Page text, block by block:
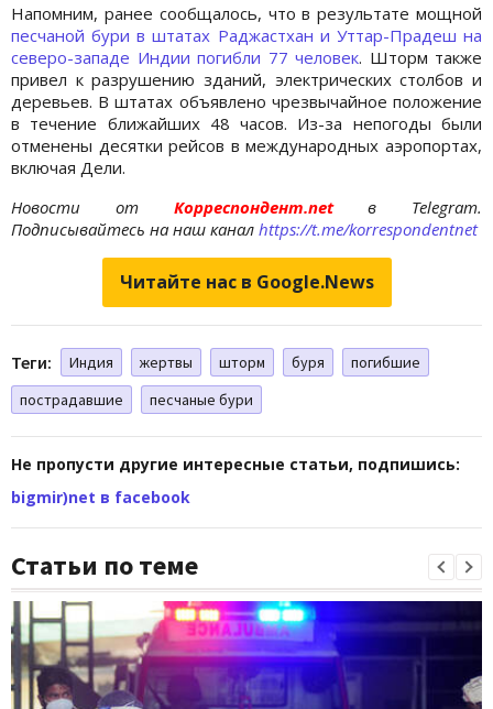
Напомним, ранее сообщалось, что в результате мощной
песчаной бури в штатах Раджастхан и Уттар-Прадеш на
северо-западе Индии погибли 77 человек. Шторм также
привел к разрушению зданий, электрических столбов и
деревьев. В штатах объявлено чрезвычайное положение
в течение ближайших 48 часов. Из-за непогоды были
отменены десятки рейсов в международных аэропортах,
включая Дели.
Новости отКорреспондент.netв Telegram.
Подписывайтесь на наш канал https://t.me/korrespondentnet
Читайте нас в Google.News
Теги: Индия жертвы шторм буря
погибшие
пострадавшие
песчаные бури
Не пропусти другие интересные статьи, подпишись:
bigmir)net в facebook
Статьи по теме